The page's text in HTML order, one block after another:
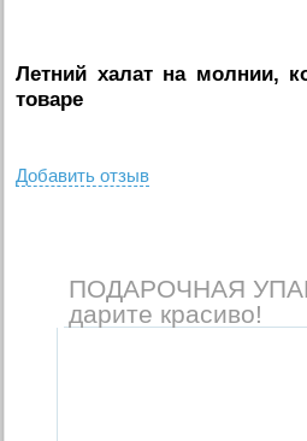
Летний халат на молнии,
товаре
Добавить отзыв
ПОДАРОЧНАЯ
дарите красиво!